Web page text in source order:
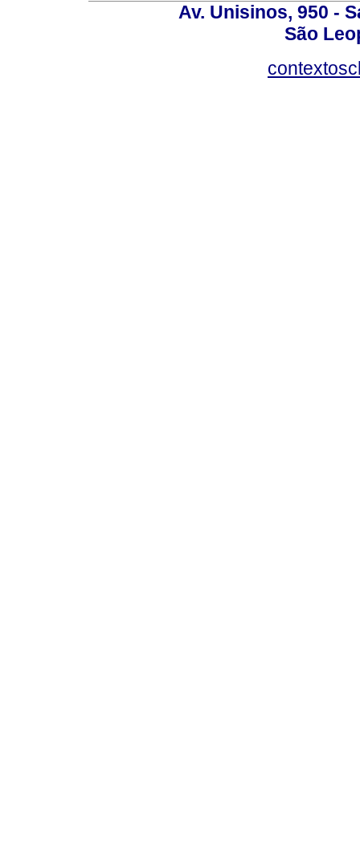
Av. Unisinos, 950 -
São